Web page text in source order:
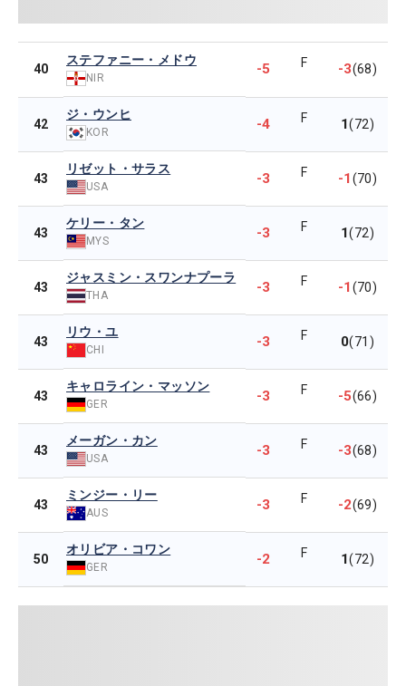
40
ステファニー・メドウ
NIR
-5 F -3(68)
42
ジ・ウンヒ
KOR -4 F 1(72)
43
リゼット・サラス
USA -3 F -1(70)
43
ケリー・タン
MYS -3 F 1(72)
43
ジャスミン・スワンナプーラ
THA -3 F -1(70)
43
リウ・ユ
CHI -3 F 0(71)
43
キャロライン・マッソン
GER -3 F -5(66)
43
メーガン・カン
USA -3 F -3(68)
43
ミンジー・リー
AUS -3 F -2(69)
50
オリビア・コワン
GER -2 F 1(72)